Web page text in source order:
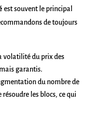
est souvent le principal
de toujours
volatilité du prix des
garantis.
du nombre de
les blocs, ce qui